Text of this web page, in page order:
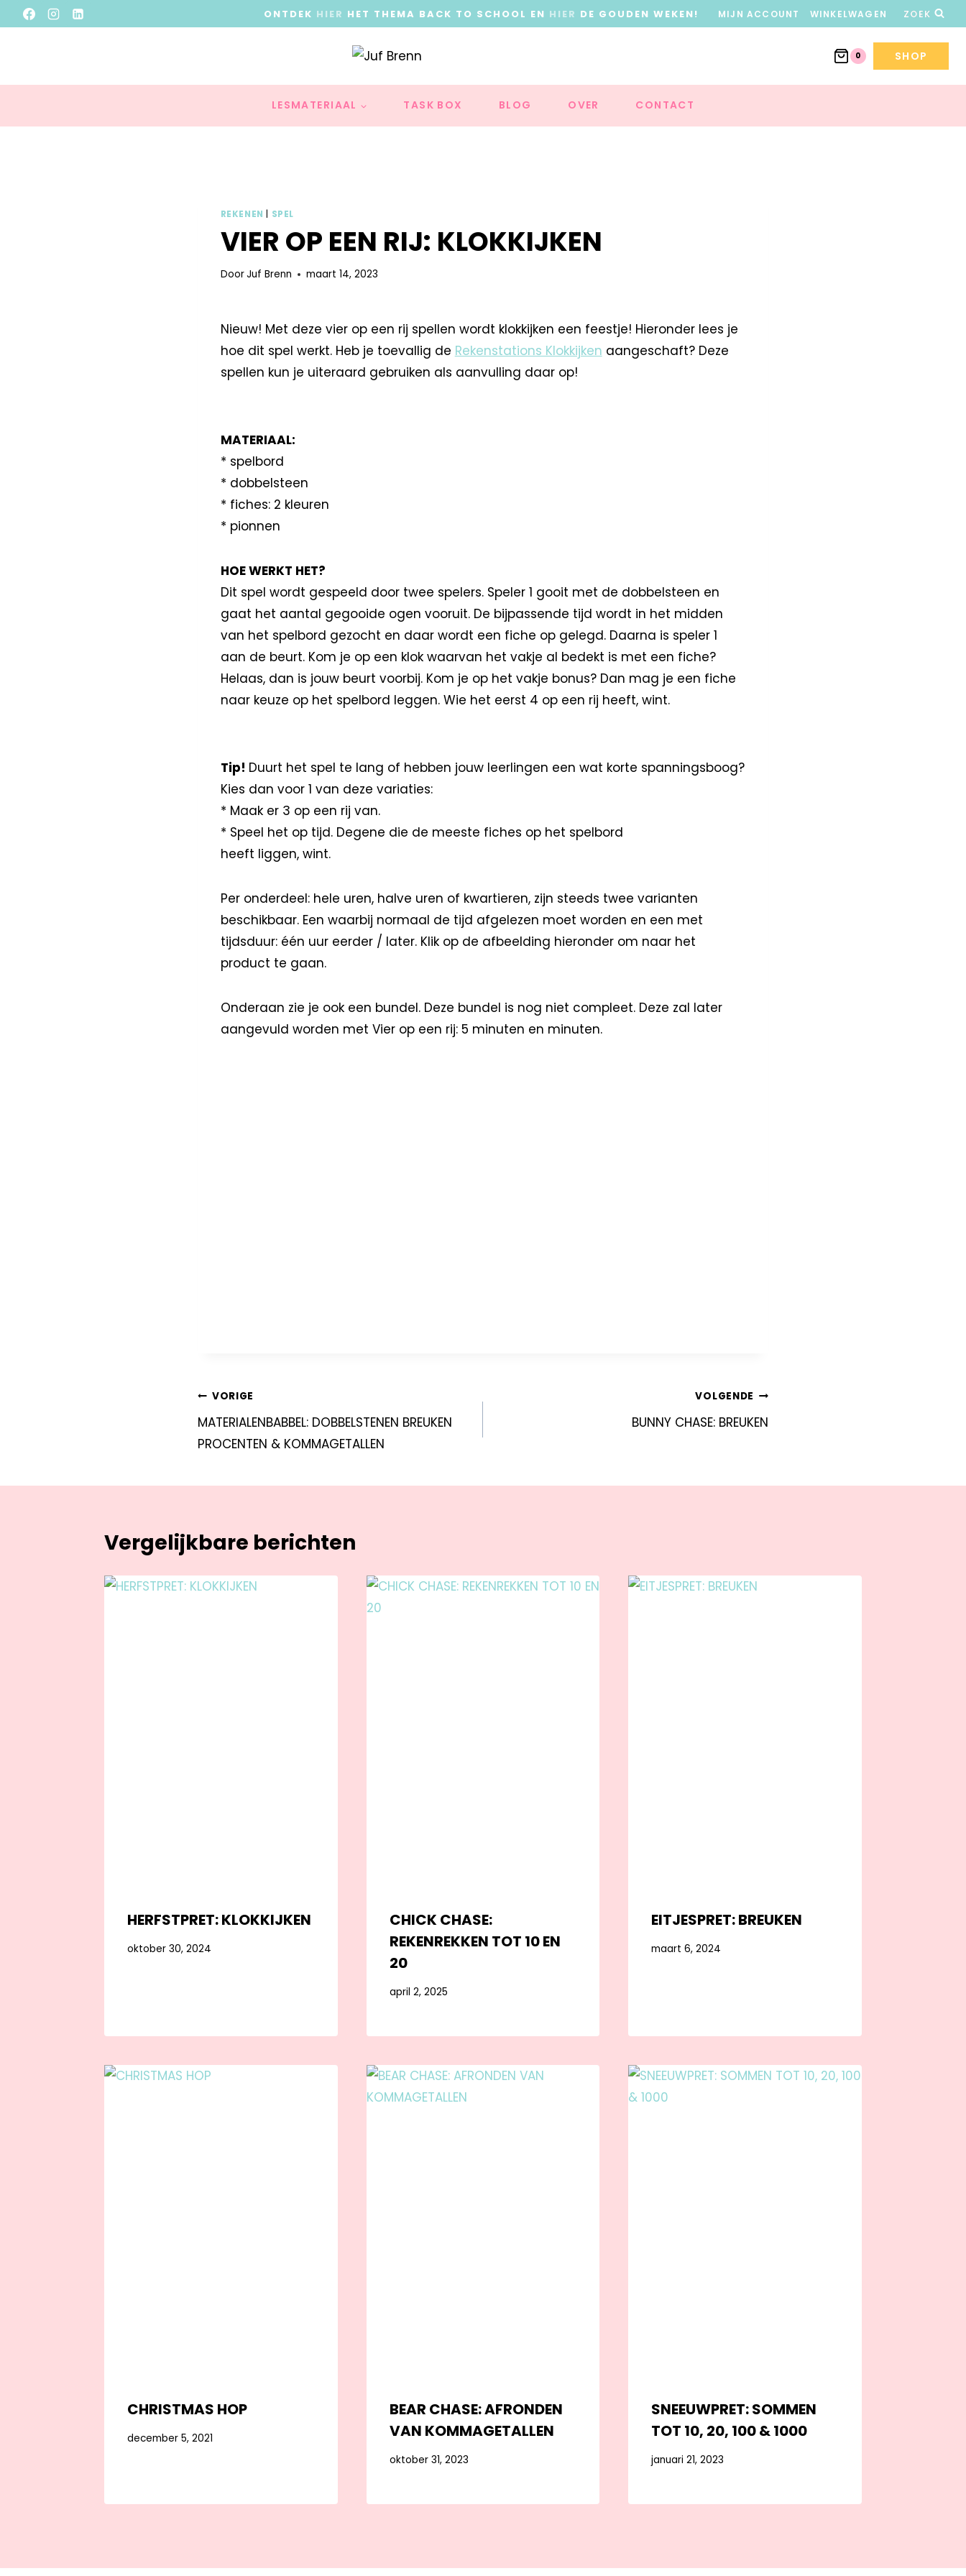
ONTDEK HIER HET THEMA BACK TO SCHOOL EN HIER DE GOUDEN WEKEN! MIJN ACCOUNT WINKELWAGEN ZOEK
0 SHOP
LESMATERIAAL TASK BOX BLOG OVER CONTACT
REKENEN SPEL
VIER OP EEN RIJ: KLOKKIJKEN
DoorJuf Brenn maart 14, 2023
Nieuw! Met deze vier op een rij spellen wordt klokkijken een feestje! Hieronder lees je
hoe dit spel werkt. Heb je toevallig de Rekenstations Klokkijken aangeschaft? Deze
spellen kun je uiteraard gebruiken als aanvulling daar op!
MATERIAAL:
* spelbord
* dobbelsteen
* fiches: 2 kleuren
* pionnen
HOE WERKT HET?
Dit spel wordt gespeeld door twee spelers. Speler 1 gooit met de dobbelsteen en
gaat het aantal gegooide ogen vooruit. De bijpassende tijd wordt in het midden
van het spelbord gezocht en daar wordt een fiche op gelegd. Daarna is speler 1
aan de beurt. Kom je op een klok waarvan het vakje al bedekt is met een fiche?
Helaas, dan is jouw beurt voorbij. Kom je op het vakje bonus? Dan mag je een fiche
naar keuze op het spelbord leggen. Wie het eerst 4 op een rij heeft, wint.
Tip! Duurt het spel te lang of hebben jouw leerlingen een wat korte spanningsboog?
Kies dan voor 1 van deze variaties:
* Maak er 3 op een rij van.
* Speel het op tijd. Degene die de meeste fiches op het spelbord
heeft liggen, wint.
Per onderdeel: hele uren, halve uren of kwartieren, zijn steeds twee varianten
beschikbaar. Een waarbij normaal de tijd afgelezen moet worden en een met
tijdsduur: één uur eerder / later. Klik op de afbeelding hieronder om naar het
product te gaan.
Onderaan zie je ook een bundel. Deze bundel is nog niet compleet. Deze zal later
aangevuld worden met Vier op een rij: 5 minuten en minuten.
VORIGE
MATERIALENBABBEL: DOBBELSTENEN BREUKEN
PROCENTEN & KOMMAGETALLEN
VOLGENDE
BUNNY CHASE: BREUKEN
Vergelijkbare berichten
HERFSTPRET: KLOKKIJKEN
oktober 30, 2024
CHICK CHASE:
REKENREKKEN TOT 10 EN
20
april 2, 2025
EITJESPRET: BREUKEN
maart 6, 2024
CHRISTMAS HOP
december 5, 2021
BEAR CHASE: AFRONDEN
VAN KOMMAGETALLEN
oktober 31, 2023
SNEEUWPRET: SOMMEN
TOT 10, 20, 100 & 1000
januari 21, 2023